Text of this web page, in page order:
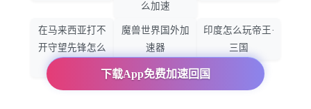
下载App免费加速回国
么加速
在马来西亚打不
开守望先锋怎么
魔兽世界国外加
速器
印度怎么玩帝王·
三国